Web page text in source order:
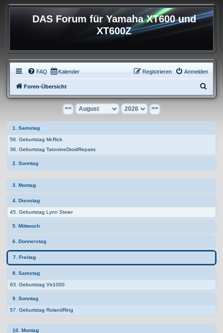
DAS Forum für Yamaha XT600 und
XT600Z
FAQ Kalender Anmelden
Registrieren
Foren-Übersicht
u
h
<< >>
1. Samstag
56. Geburtstag Mr.Rick
36. Geburtstag TatooineDroidRepairs
2. Sonntag
3. Montag
4. Dienstag
45. Geburtstag Lynn Steier
5. Mittwoch
6. Donnerstag
7. Freitag
8. Samstag
63. Geburtstag Vtr1000
9. Sonntag
57. Geburtstag RolandRing
10. Montag